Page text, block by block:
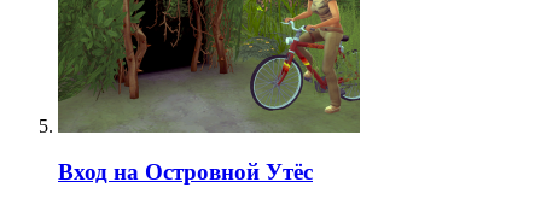
Вход на Островной Утёс